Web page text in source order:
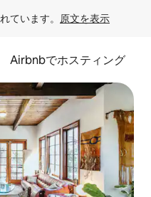
ています。 原文を表示
Airbnbでホスティング